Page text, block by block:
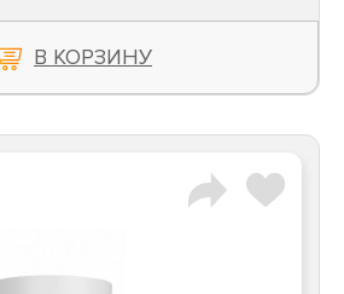
В КОРЗИНУ